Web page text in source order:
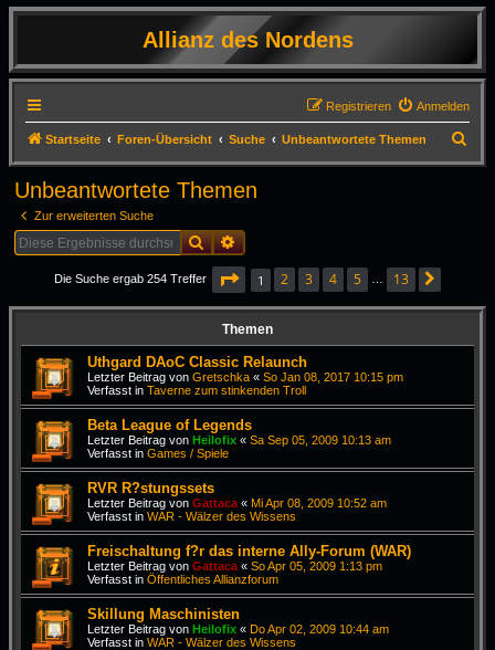
Allianz des Nordens
Anmelden
Registrieren
Startseite Foren-Übersicht Suche Unbeantwortete Themen
u
Unbeantwortete Themen
Zur erweiterten Suche
SucheErweiterte Suche
Die Suche ergab 254 Treffer Seite 1von
1 2 3 4 5 13
Themen
Uthgard DAoC Classic Relaunch
Letzter Beitrag von Gretschka « So Jan 08, 2017 10:15 pm
Verfasst in Taverne zum stinkenden Troll
Beta League of Legends
Letzter Beitrag von Heilofix « Sa Sep 05, 2009 10:13 am
Verfasst in Games / Spiele
RVR R?stungssets
Letzter Beitrag von Gattaca « Mi Apr 08, 2009 10:52 am
Verfasst in WAR - Wälzer des Wissens
Freischaltung f?r das interne Ally-Forum (WAR)
Letzter Beitrag von Gattaca « So Apr 05, 2009 1:13 pm
Verfasst in Öffentliches Allianzforum
Skillung Maschinisten
Letzter Beitrag von Heilofix « Do Apr 02, 2009 10:44 am
Verfasst in WAR - Wälzer des Wissens